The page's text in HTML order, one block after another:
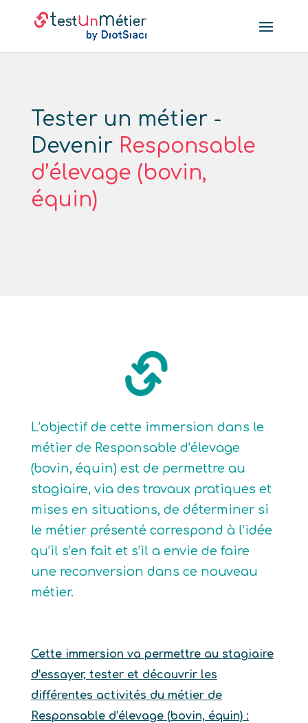
Tester un métier -
Devenir Responsable
d’élevage (bovin,
équin)
L’objectif de cette immersion dans le
métier de Responsable d’élevage
(bovin, équin) est de permettre au
stagiaire, via des travaux pratiques et
mises en situations, de déterminer si
le métier présenté correspond à l’idée
qu’il s’en fait et s’il a envie de faire
une reconversion dans ce nouveau
métier.
Cette immersion va permettre au stagiaire
d’essayer, tester et découvrir les
différentes activités du métier de
Responsable d’élevage (bovin, équin) :